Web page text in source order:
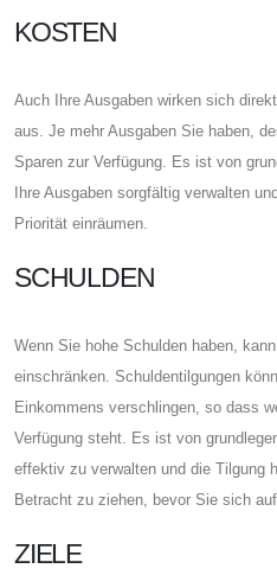
KOSTEN
Auch Ihre Ausgaben wirken sich
aus. Je mehr Ausgaben Sie haben,
Sparen zur Verfügung. Es ist von
Ihre Ausgaben sorgfältig verwalten
Priorität einräumen.
SCHULDEN
Wenn Sie hohe Schulden haben,
einschränken. Schuldentilgungen
Einkommens verschlingen, so dass
Verfügung steht. Es ist von
effektiv zu verwalten und die Tilgung
Betracht zu ziehen, bevor Sie sich
ZIELE